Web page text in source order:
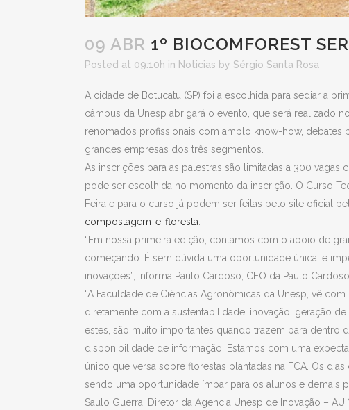
09 ABR 1º BIOCOMFOREST
Posted at 09:10h in Noticias by Sérgio Santa Rosa
A cidade de Botucatu (SP) foi a escolhida para sediar a
câmpus da Unesp abrigará o evento, que será realizado
renomados profissionais com amplo know-how, debates
grandes empresas dos três segmentos.
As inscrições para as palestras são limitadas a 300
pode ser escolhida no momento da inscrição. O Curso
Feira e para o curso já podem ser feitas pelo site oficial
compostagem-e-floresta
“Em nossa primeira edição, contamos com o apoio de
começando. É sem dúvida uma oportunidade única, e
inovações”, informa Paulo Cardoso, CEO da Paulo
“A Faculdade de Ciências Agronômicas da Unesp, vê
diretamente com a sustentabilidade, inovação, geração
estes, são muito importantes quando trazem para dentro
disponibilidade de informação. Estamos com uma
único que versa sobre florestas plantadas na FCA. Os
sendo uma oportunidade ímpar para os alunos e demais
Saulo Guerra, Diretor da Agencia Unesp de Inovação –